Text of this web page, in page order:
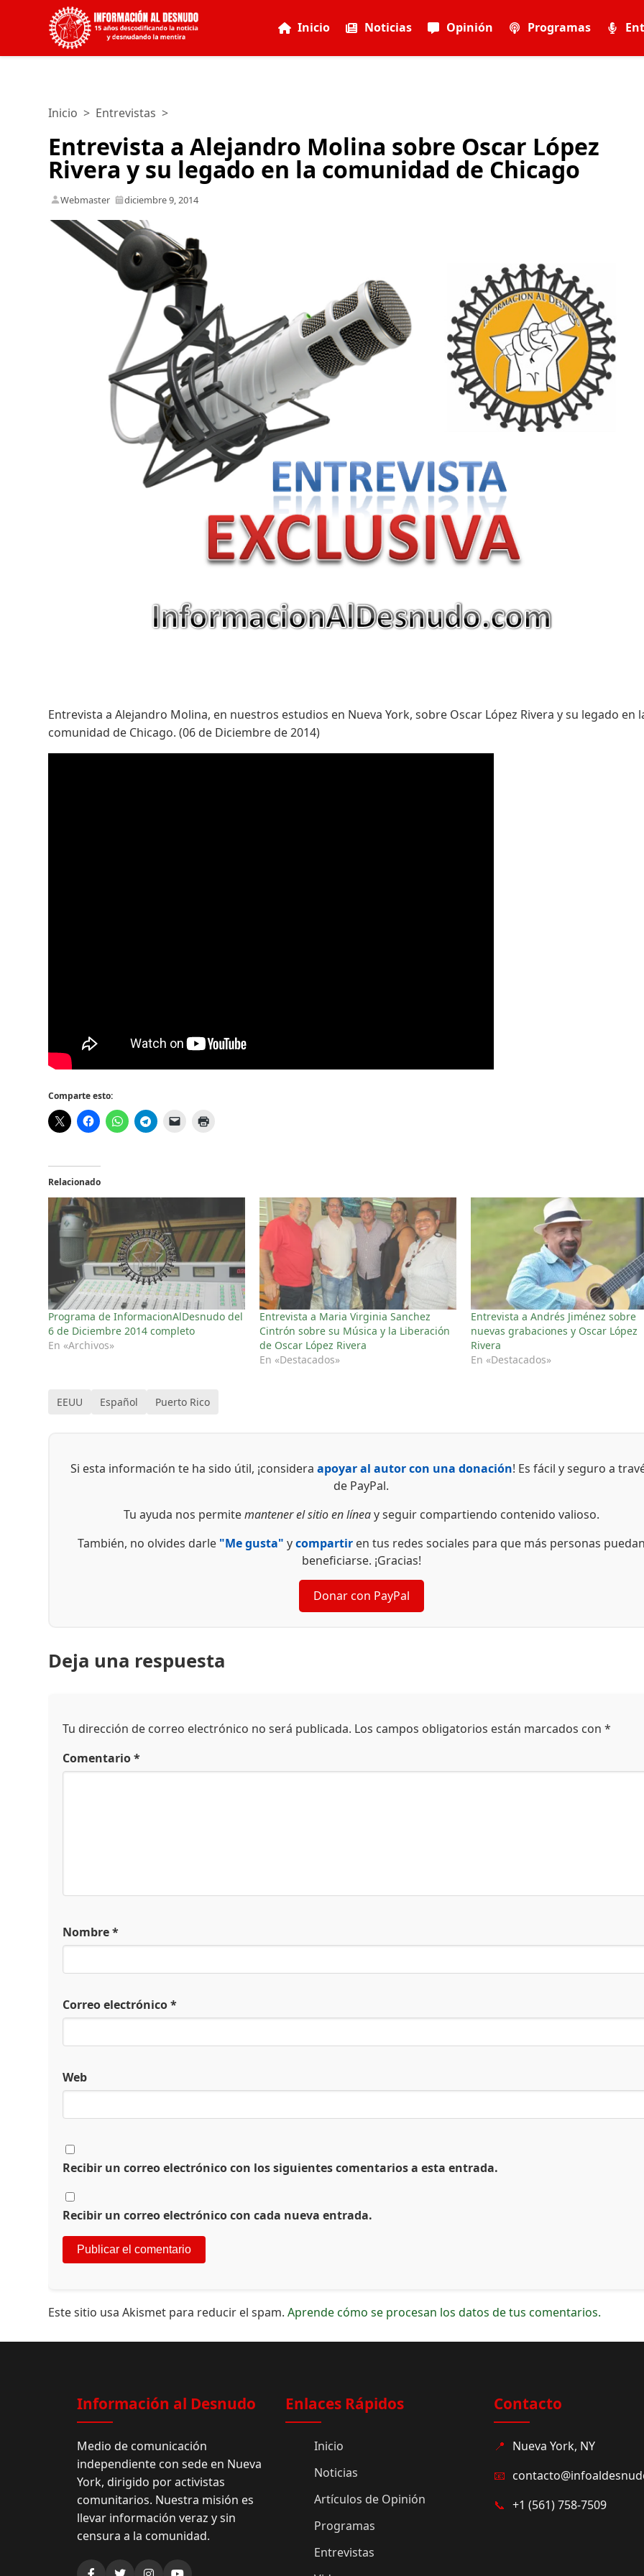
Inicio Noticias Opinión Programas
Inicio > Entrevistas >
Entrevista a Alejandro Molina sobre Oscar López
Rivera y su legado en la comunidad de Chicago
Webmaster diciembre 9, 2014
Entrevista a Alejandro Molina, en nuestros estudios en Nueva York, sobre Oscar López Rivera y su legado en
comunidad de Chicago. (06 de Diciembre de 2014)
Comparte esto:
Relacionado
Programa de InformacionAlDesnudo del
6 de Diciembre 2014 completo
En «Archivos»
Entrevista a Maria Virginia Sanchez
Cintrón sobre su Música y la Liberación
de Oscar López Rivera
En «Destacados»
Entrevista a Andrés Jiménez sobre
nuevas grabaciones y Oscar López
Rivera
En «Destacados»
EEUU Español Puerto Rico
Si esta información te ha sido útil, ¡consideraapoyar al autor con una donación! Es fácil y seguro a
de PayPal.
Tu ayuda nos permitemantener el sitio en líneay seguir compartiendo contenido valioso.
También, no olvides darle "Me gusta" ycompartiren tus redes sociales para que más personas puedan
beneficiarse. ¡Gracias!
Donar con PayPal
Deja una respuesta
Tu dirección de correo electrónico no será publicada. Los campos obligatorios están marcados con*
Comentario*
Nombre*
Correo electrónico*
Web
Recibir un correo electrónico con los siguientes comentarios a esta entrada.
Recibir un correo electrónico con cada nueva entrada.
Este sitio usa Akismet para reducir el spam.Aprende cómo se procesan los datos de tus comentarios.
Información al Desnudo
Medio de comunicación
independiente con sede en Nueva
York, dirigido por activistas
comunitarios. Nuestra misión es
llevar información veraz y sin
censura a la comunidad.
Enlaces Rápidos
Inicio
Noticias
Artículos de Opinión
Programas
Entrevistas
Contacto
📍 Nueva York, NY
📧
📞 +1 (561) 758-7509